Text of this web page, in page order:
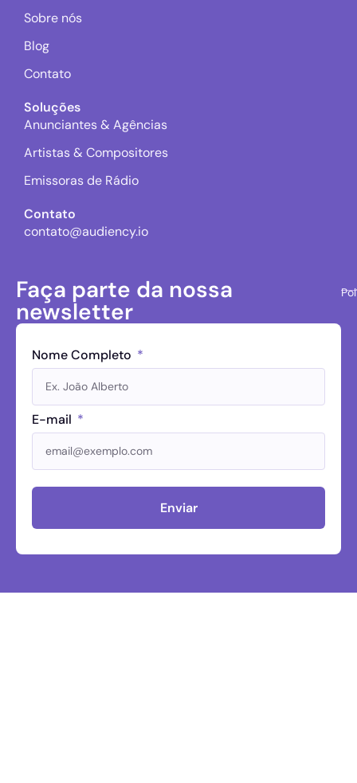
Sobre nós
Blog
Contato
Soluções
Anunciantes & Agências
Artistas & Compositores
Emissoras de Rádio
Contato
contato@audiency.io
Faça parte da nossa
newsletter
Nome Completo
E-mail
Enviar